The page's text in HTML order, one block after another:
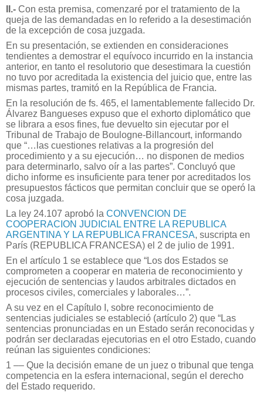
II.- Con esta premisa, comenzaré por el tratamiento de la
queja de las demandadas en lo referido a la desestimación
de la excepción de cosa juzgada.
En su presentación, se extienden en consideraciones
tendientes a demostrar el equívoco incurrido en la instancia
anterior, en tanto el resolutorio que desestimara la cuestión
no tuvo por acreditada la existencia del juicio que, entre las
mismas partes, tramitó en la República de Francia.
En la resolución de fs. 465, el lamentablemente fallecido Dr.
Álvarez Bangueses expuso que el exhorto diplomático que
se librara a esos fines, fue devuelto sin ejecutar por el
Tribunal de Trabajo de Boulogne-Billancourt, informando
que “…las cuestiones relativas a la progresión del
procedimiento y a su ejecución… no disponen de medios
para determinarlo, salvo oír a las partes”. Concluyó que
dicho informe es insuficiente para tener por acreditados los
presupuestos fácticos que permitan concluir que se operó la
cosa juzgada.
La ley 24.107 aprobó la CONVENCION DE
COOPERACION JUDICIAL ENTRE LA REPUBLICA
ARGENTINA Y LA REPUBLICA FRANCESA, suscripta en
París (REPUBLICA FRANCESA) el 2 de julio de 1991.
En el artículo 1 se establece que “Los dos Estados se
comprometen a cooperar en materia de reconocimiento y
ejecución de sentencias y laudos arbitrales dictados en
procesos civiles, comerciales y laborales…”.
A su vez en el Capítulo I, sobre reconocimiento de
sentencias judiciales se estableció (artículo 2) que “Las
sentencias pronunciadas en un Estado serán reconocidas y
podrán ser declaradas ejecutorias en el otro Estado, cuando
reúnan las siguientes condiciones:
1 –– Que la decisión emane de un juez o tribunal que tenga
competencia en la esfera internacional, según el derecho
del Estado requerido.